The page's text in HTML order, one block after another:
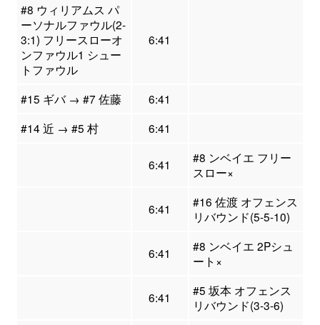
#8 ウィリアムス パ
ーソナルファウル(2-
3:1) フリースローオ
ンファウル1 シュー
トファウル
6:41
#15 ギバ → #7 佐藤
6:41
#14 近 → #5 村
6:41
6:41
#8 ンベイエ フリー
スロー×
6:41
#16 佐渡 オフェンス
リバウンド(5-5-10)
6:41
#8 ンベイエ 2Pシュ
ート×
6:41
#5 坂本 オフェンス
リバウンド(3-3-6)